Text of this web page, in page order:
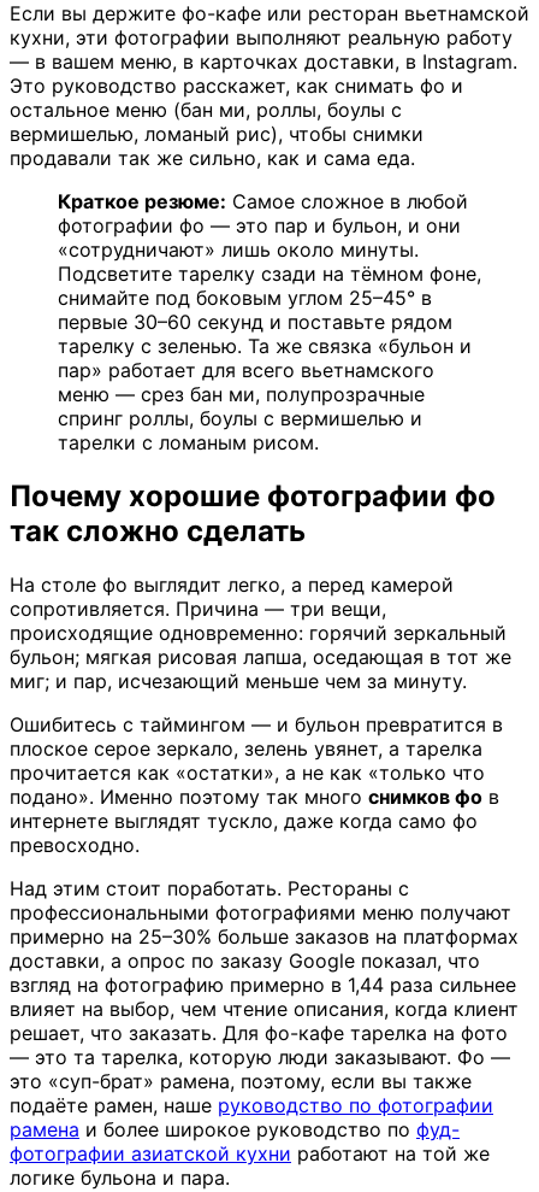
Если вы держите фо-кафе или ресторан вьетнамской
кухни, эти фотографии выполняют реальную работу
— в вашем меню, в карточках доставки, в Instagram.
Это руководство расскажет, как снимать фо и
остальное меню (бан ми, роллы, боулы с
вермишелью, ломаный рис), чтобы снимки
продавали так же сильно, как и сама еда.
Краткое резюме: Самое сложное в любой
фотографии фо — это пар и бульон, и они
«сотрудничают» лишь около минуты.
Подсветите тарелку сзади на тёмном фоне,
снимайте под боковым углом 25–45° в
первые 30–60 секунд и поставьте рядом
тарелку с зеленью. Та же связка «бульон и
пар» работает для всего вьетнамского
меню — срез бан ми, полупрозрачные
спринг роллы, боулы с вермишелью и
тарелки с ломаным рисом.
Почему хорошие фотографии фо
так сложно сделать
На столе фо выглядит легко, а перед камерой
сопротивляется. Причина — три вещи,
происходящие одновременно: горячий зеркальный
бульон; мягкая рисовая лапша, оседающая в тот же
миг; и пар, исчезающий меньше чем за минуту.
Ошибитесь с таймингом — и бульон превратится в
плоское серое зеркало, зелень увянет, а тарелка
прочитается как «остатки», а не как «только что
подано». Именно поэтому так много снимков фо в
интернете выглядят тускло, даже когда само фо
превосходно.
Над этим стоит поработать. Рестораны с
профессиональными фотографиями меню получают
примерно на 25–30% больше заказов на платформах
доставки, а опрос по заказу Google показал, что
взгляд на фотографию примерно в 1,44 раза сильнее
влияет на выбор, чем чтение описания, когда клиент
решает, что заказать. Для фо-кафе тарелка на фото
— это та тарелка, которую люди заказывают. Фо —
это «суп-брат» рамена, поэтому, если вы также
подаёте рамен, наше руководство по фотографии
рамена и более широкое руководство по фуд-
фотографии азиатской кухни работают на той же
логике бульона и пара.